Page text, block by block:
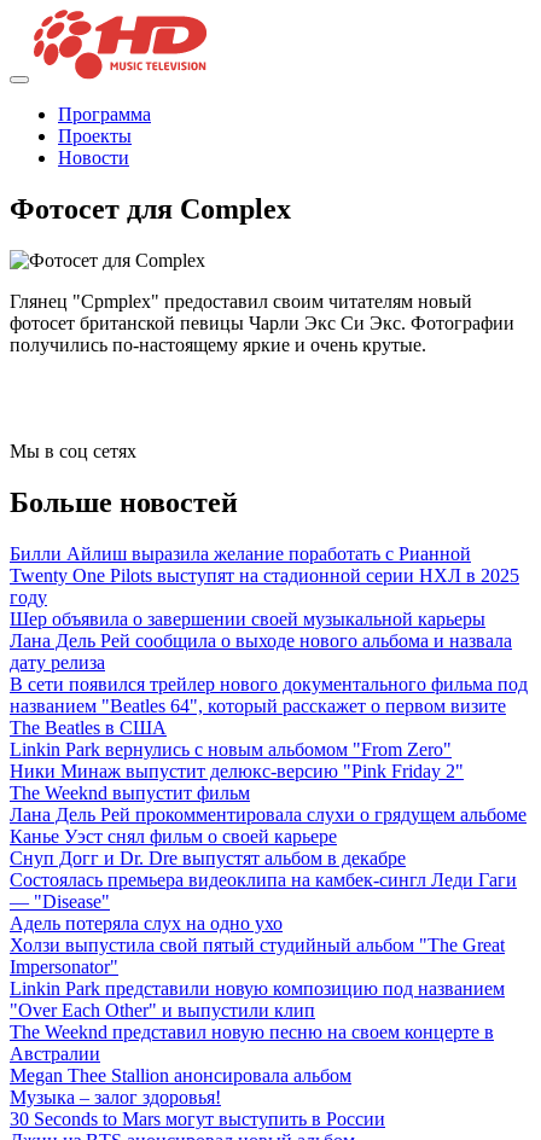
Программа
Проекты
Новости
Фотосет для Complex
Глянец "Cpmplex" предоставил своим читателям новый
фотосет британской певицы Чарли Экс Си Экс. Фотографии
получились по-настоящему яркие и очень крутые.
Мы в соц сетях
Больше новостей
Билли Айлиш выразила желание поработать с Рианной
Twenty One Pilots выступят на стадионной серии НХЛ в 2025
году
Шер объявила о завершении своей музыкальной карьеры
Лана Дель Рей сообщила о выходе нового альбома и назвала
дату релиза
В сети появился трейлер нового документального фильма под
названием "Beatles 64", который расскажет о первом визите
The Beatles в США
Linkin Park вернулись с новым альбомом "From Zero"
Ники Минаж выпустит делюкс-версию "Pink Friday 2"
The Weeknd выпустит фильм
Лана Дель Рей прокомментировала слухи о грядущем альбоме
Канье Уэст снял фильм о своей карьере
Снуп Догг и Dr. Dre выпустят альбом в декабре
Состоялась премьера видеоклипа на камбек-сингл Леди Гаги
— "Disease"
Адель потеряла слух на одно ухо
Холзи выпустила свой пятый студийный альбом "The Great
Impersonator"
Linkin Park представили новую композицию под названием
"Over Each Other" и выпустили клип
The Weeknd представил новую песню на своем концерте в
Австралии
Megan Thee Stallion анонсировала альбом
Музыка – залог здоровья!
30 Seconds to Mars могут выступить в России